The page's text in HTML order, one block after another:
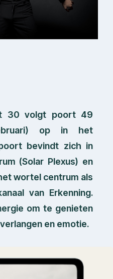
30 volgt poort 49
op in het
bevindt zich in
(Solar Plexus) en
wortel centrum als
van Erkenning.
om te genieten
en emotie.